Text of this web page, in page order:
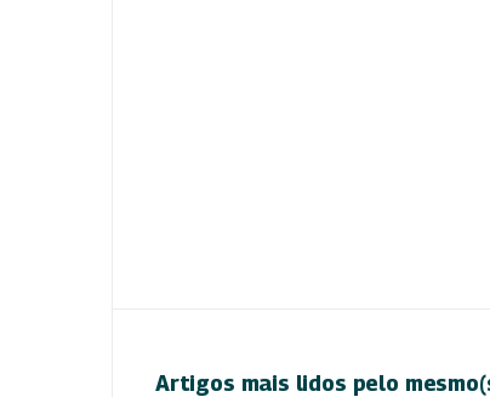
Artigos mais lidos pelo